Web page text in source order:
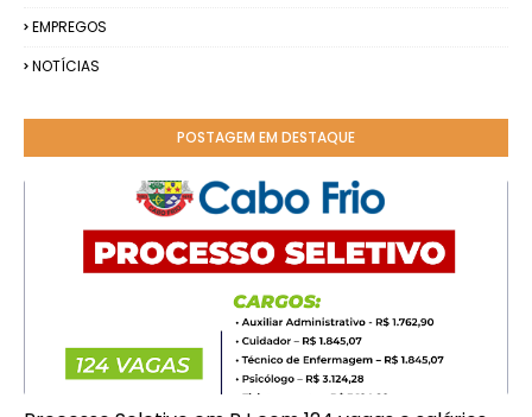
EMPREGOS
NOTÍCIAS
POSTAGEM EM DESTAQUE